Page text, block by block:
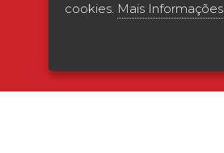
cookies. Mais Informações